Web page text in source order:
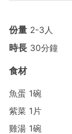
份量 2-3人
時長 30分鐘
食材
魚蛋 1碗
紫菜 1片
雞湯 1碗